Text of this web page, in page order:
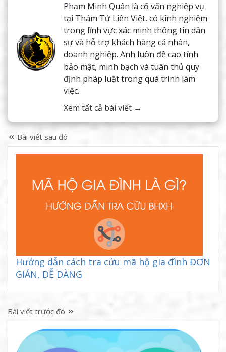
Phạm Minh Quân là cố vấn nghiệp vụ
tại Thám Tử Liên Việt, có kinh nghiệm
trong lĩnh vực xác minh thông tin dân
sự và hỗ trợ khách hàng cá nhân,
doanh nghiệp. Anh luôn đề cao tính
bảo mật, minh bạch và tuân thủ quy
định pháp luật trong quá trình làm
việc.
Xem tất cả bài viết →
Bài viết sau đó
Hướng dẫn cách tra cứu mã hộ gia đình ĐƠN
GIẢN, DỄ DÀNG
Bài viết trước đó